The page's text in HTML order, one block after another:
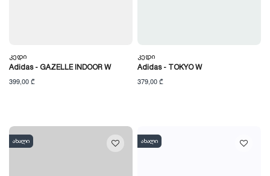
Კედი
Adidas - GAZELLE INDOOR W
399,00 ₾
Კედი
Adidas - TOKYO W
379,00 ₾
ახალი ახალი